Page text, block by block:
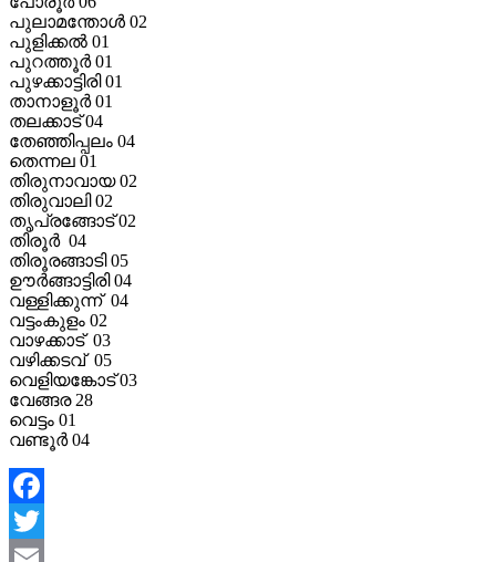
പുലാമന്തോള്‍ 02
പുളിക്കല്‍ 01
പുറത്തൂര്‍ 01
പുഴക്കാട്ടിരി 01
താനാളൂര്‍ 01
തലക്കാട് 04
തേഞ്ഞിപ്പലം 04
തെന്നല 01
തിരുനാവായ 02
തിരുവാലി 02
തൃപ്രങ്ങോട് 02
തിരൂര്‍ 04
തിരൂരങ്ങാടി 05
ഊര്‍ങ്ങാട്ടിരി 04
വള്ളിക്കുന്ന് 04
വട്ടംകുളം 02
വാഴക്കാട് 03
വഴിക്കടവ് 05
വെളിയങ്കോട് 03
വേങ്ങര 28
വെട്ടം 01
വണ്ടൂര്‍ 04
Facebook
Twitter